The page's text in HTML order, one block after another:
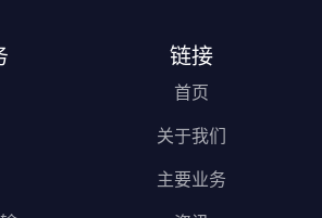
链接
首页
关于我们
主要业务